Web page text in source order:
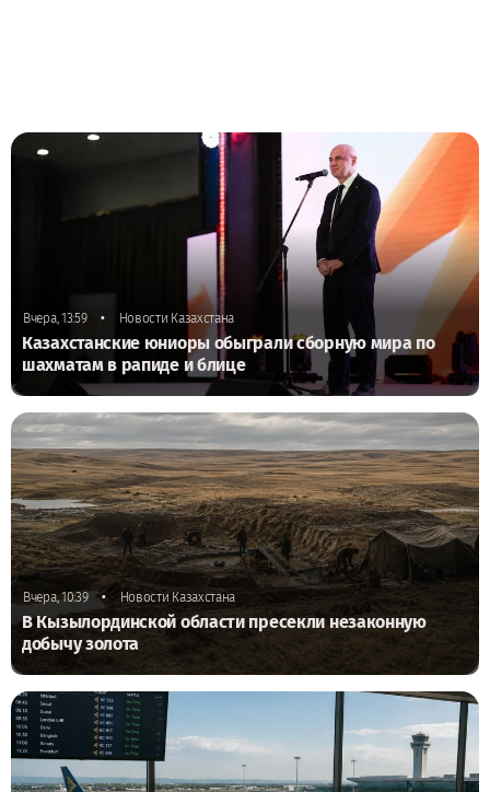
Вчера, 13:59 • Новости Казахстана
Казахстанские юниоры обыграли сборную мира по
шахматам в рапиде и блице
Вчера, 10:39 • Новости Казахстана
В Кызылординской области пресекли незаконную
добычу золота